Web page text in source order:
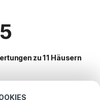
zu 11 Häusern